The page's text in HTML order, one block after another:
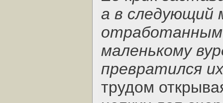
а в следующий
отработанным
маленькому
превратился
трудом